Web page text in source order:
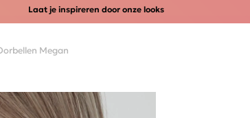
Laat je inspireren door onze looks
Megan